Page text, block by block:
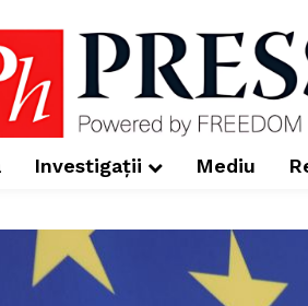
Investigații Mediu